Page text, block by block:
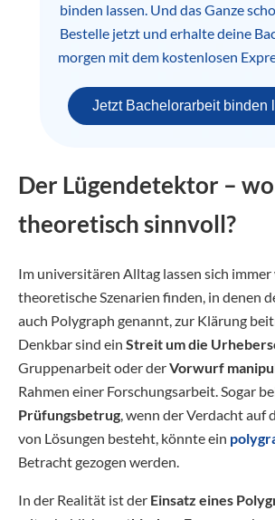
binden lassen. Und das Ganze
Bestelle jetzt und erhalte deine
morgen mit dem kostenlosen
Jetzt Bachelorarbeit binden
Der Lügendetektor –
theoretisch sinnvoll?
Im universitären Alltag lassen sich
theoretische Szenarien finden, in denen
auch Polygraph genannt, zur Klärung
Denkbar sind ein Streit um die
Gruppenarbeit oder derVorwurf
Rahmen einer Forschungsarbeit. Sogar
Prüfungsbetrug, wenn der Verdacht auf
von Lösungen besteht, könnte ein
Betracht gezogen werden.
In der Realität ist der Einsatz eines